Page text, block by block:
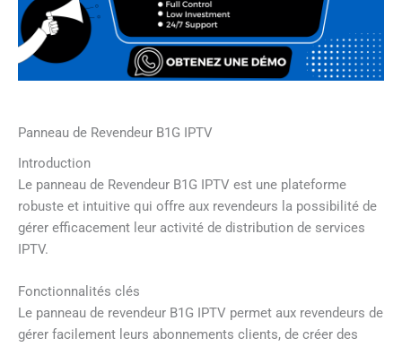
Panneau de Revendeur B1G IPTV
Introduction
Le panneau de Revendeur B1G IPTV est une plateforme
robuste et intuitive qui offre aux revendeurs la possibilité de
gérer efficacement leur activité de distribution de services
IPTV.
Fonctionnalités clés
Le panneau de revendeur B1G IPTV permet aux revendeurs de
gérer facilement leurs abonnements clients, de créer des